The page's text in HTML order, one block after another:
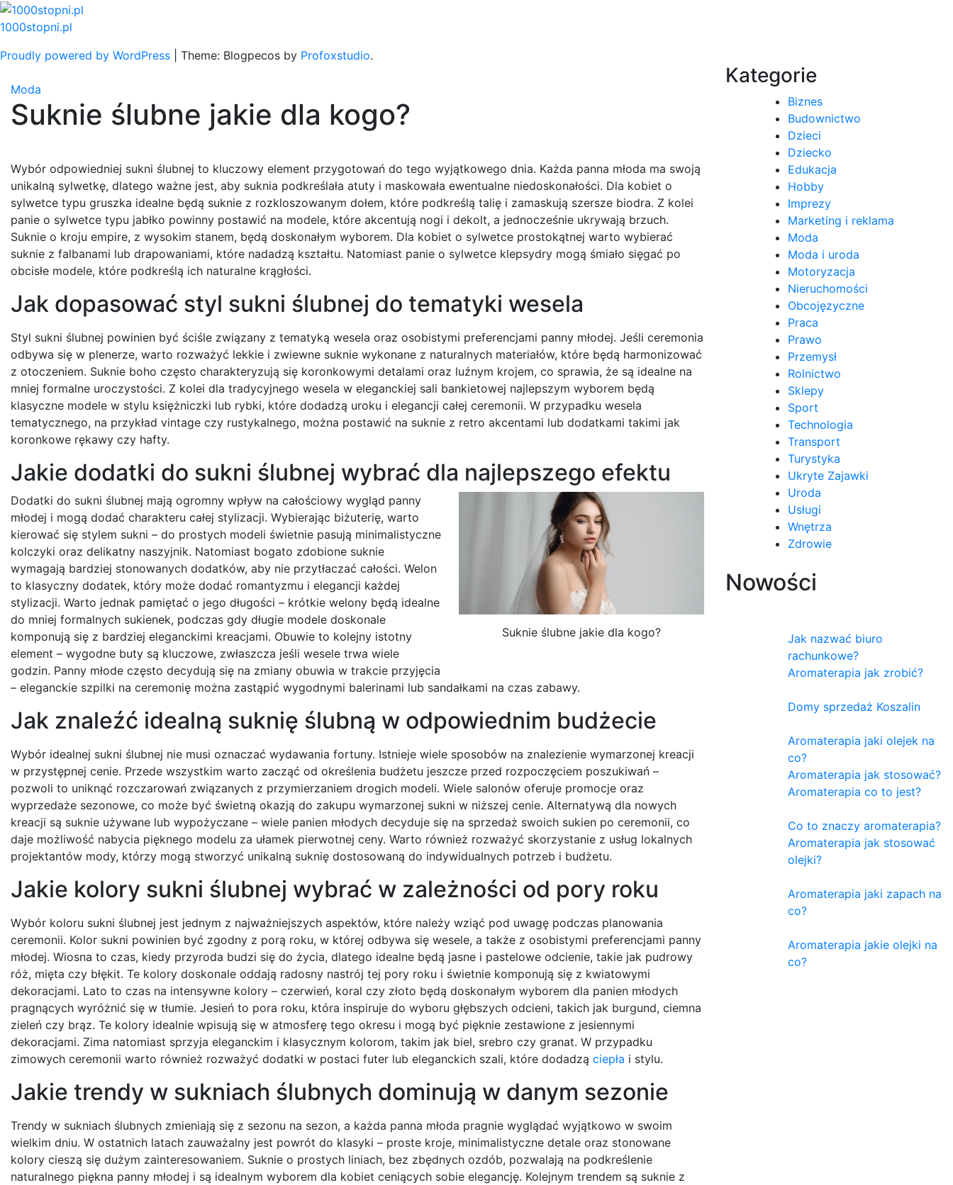
Skip
to
1000stopni.pl
Proudly powered by WordPress
Theme: Blogpecos by Profoxstudio.
Moda
Suknie ślubne jakie dla kogo?
Wybór odpowiedniej sukni ślubnej to kluczowy element przygotowań do tego wyjątkowego dnia. Każda panna młoda ma swoją
unikalną sylwetkę, dlatego ważne jest, aby suknia podkreślała atuty i maskowała ewentualne niedoskonałości. Dla kobiet o
sylwetce typu gruszka idealne będą suknie z rozkloszowanym dołem, które podkreślą talię i zamaskują szersze biodra. Z kolei
panie o sylwetce typu jabłko powinny postawić na modele, które akcentują nogi i dekolt, a jednocześnie ukrywają brzuch.
Suknie o kroju empire, z wysokim stanem, będą doskonałym wyborem. Dla kobiet o sylwetce prostokątnej warto wybierać
suknie z falbanami lub drapowaniami, które nadadzą kształtu. Natomiast panie o sylwetce klepsydry mogą śmiało sięgać po
obcisłe modele, które podkreślą ich naturalne krągłości.
Jak dopasować styl sukni ślubnej do tematyki wesela
Styl sukni ślubnej powinien być ściśle związany z tematyką wesela oraz osobistymi preferencjami panny młodej. Jeśli ceremonia
odbywa się w plenerze, warto rozważyć lekkie i zwiewne suknie wykonane z naturalnych materiałów, które będą harmonizować
z otoczeniem. Suknie boho często charakteryzują się koronkowymi detalami oraz luźnym krojem, co sprawia, że są idealne na
mniej formalne uroczystości. Z kolei dla tradycyjnego wesela w eleganckiej sali bankietowej najlepszym wyborem będą
klasyczne modele w stylu księżniczki lub rybki, które dodadzą uroku i elegancji całej ceremonii. W przypadku wesela
tematycznego, na przykład vintage czy rustykalnego, można postawić na suknie z retro akcentami lub dodatkami takimi jak
koronkowe rękawy czy hafty.
Jakie dodatki do sukni ślubnej wybrać dla najlepszego efektu
Suknie ślubne jakie dla kogo?
Dodatki do sukni ślubnej mają ogromny wpływ na całościowy wygląd panny
młodej i mogą dodać charakteru całej stylizacji. Wybierając biżuterię, warto
kierować się stylem sukni – do prostych modeli świetnie pasują minimalistyczne
kolczyki oraz delikatny naszyjnik. Natomiast bogato zdobione suknie
wymagają bardziej stonowanych dodatków, aby nie przytłaczać całości. Welon
to klasyczny dodatek, który może dodać romantyzmu i elegancji każdej
stylizacji. Warto jednak pamiętać o jego długości – krótkie welony będą idealne
do mniej formalnych sukienek, podczas gdy długie modele doskonale
komponują się z bardziej eleganckimi kreacjami. Obuwie to kolejny istotny
element – wygodne buty są kluczowe, zwłaszcza jeśli wesele trwa wiele
godzin. Panny młode często decydują się na zmiany obuwia w trakcie przyjęcia
– eleganckie szpilki na ceremonię można zastąpić wygodnymi balerinami lub sandałkami na czas zabawy.
Jak znaleźć idealną suknię ślubną w odpowiednim budżecie
Wybór idealnej sukni ślubnej nie musi oznaczać wydawania fortuny. Istnieje wiele sposobów na znalezienie wymarzonej kreacji
w przystępnej cenie. Przede wszystkim warto zacząć od określenia budżetu jeszcze przed rozpoczęciem poszukiwań –
pozwoli to uniknąć rozczarowań związanych z przymierzaniem drogich modeli. Wiele salonów oferuje promocje oraz
wyprzedaże sezonowe, co może być świetną okazją do zakupu wymarzonej sukni w niższej cenie. Alternatywą dla nowych
kreacji są suknie używane lub wypożyczane – wiele panien młodych decyduje się na sprzedaż swoich sukien po ceremonii, co
daje możliwość nabycia pięknego modelu za ułamek pierwotnej ceny. Warto również rozważyć skorzystanie z usług lokalnych
projektantów mody, którzy mogą stworzyć unikalną suknię dostosowaną do indywidualnych potrzeb i budżetu.
Jakie kolory sukni ślubnej wybrać w zależności od pory roku
Wybór koloru sukni ślubnej jest jednym z najważniejszych aspektów, które należy wziąć pod uwagę podczas planowania
ceremonii. Kolor sukni powinien być zgodny z porą roku, w której odbywa się wesele, a także z osobistymi preferencjami panny
młodej. Wiosna to czas, kiedy przyroda budzi się do życia, dlatego idealne będą jasne i pastelowe odcienie, takie jak pudrowy
róż, mięta czy błękit. Te kolory doskonale oddają radosny nastrój tej pory roku i świetnie komponują się z kwiatowymi
dekoracjami. Lato to czas na intensywne kolory – czerwień, koral czy złoto będą doskonałym wyborem dla panien młodych
pragnących wyróżnić się w tłumie. Jesień to pora roku, która inspiruje do wyboru głębszych odcieni, takich jak burgund, ciemna
zieleń czy brąz. Te kolory idealnie wpisują się w atmosferę tego okresu i mogą być pięknie zestawione z jesiennymi
dekoracjami. Zima natomiast sprzyja eleganckim i klasycznym kolorom, takim jak biel, srebro czy granat. W przypadku
zimowych ceremonii warto również rozważyć dodatki w postaci futer lub eleganckich szali, które dodadzą ciepła i stylu.
Jakie trendy w sukniach ślubnych dominują w danym sezonie
Trendy w sukniach ślubnych zmieniają się z sezonu na sezon, a każda panna młoda pragnie wyglądać wyjątkowo w swoim
wielkim dniu. W ostatnich latach zauważalny jest powrót do klasyki – proste kroje, minimalistyczne detale oraz stonowane
kolory cieszą się dużym zainteresowaniem. Suknie o prostych liniach, bez zbędnych ozdób, pozwalają na podkreślenie
naturalnego piękna panny młodej i są idealnym wyborem dla kobiet ceniących sobie elegancję. Kolejnym trendem są suknie z
Kategorie
Biznes
Budownictwo
Dzieci
Dziecko
Edukacja
Hobby
Imprezy
Marketing i reklama
Moda
Moda i uroda
Motoryzacja
Nieruchomości
Obcojęzyczne
Praca
Prawo
Przemysł
Rolnictwo
Sklepy
Sport
Technologia
Transport
Turystyka
Ukryte Zajawki
Uroda
Usługi
Wnętrza
Zdrowie
Nowości
Jak nazwać biuro
rachunkowe?
Aromaterapia jak zrobić?
Domy sprzedaż Koszalin
Aromaterapia jaki olejek na
co?
Aromaterapia jak stosować?
Aromaterapia co to jest?
Co to znaczy aromaterapia?
Aromaterapia jak stosować
olejki?
Aromaterapia jaki zapach na
co?
Aromaterapia jakie olejki na
co?